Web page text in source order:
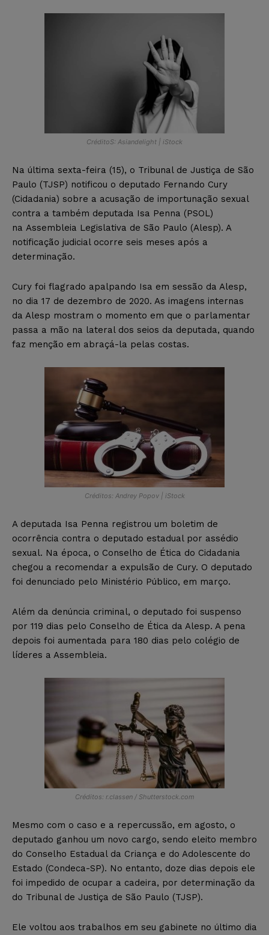
CréditoS: Asiandelight | iStock
Na última sexta-feira (15), o Tribunal de Justiça de São
Paulo (TJSP) notificou o deputado Fernando Cury
(Cidadania) sobre a acusação de importunação sexual
contra a também deputada Isa Penna (PSOL)
na Assembleia Legislativa de São Paulo (Alesp). A
notificação judicial ocorre seis meses após a
determinação.
Cury foi flagrado apalpando Isa em sessão da Alesp,
no dia 17 de dezembro de 2020. As imagens internas
da Alesp mostram o momento em que o parlamentar
passa a mão na lateral dos seios da deputada, quando
faz menção em abraçá-la pelas costas.
Créditos: Andrey Popov | iStock
A deputada Isa Penna registrou um boletim de
ocorrência contra o deputado estadual por assédio
sexual. Na época, o Conselho de Ética do Cidadania
chegou a recomendar a expulsão de Cury. O deputado
foi denunciado pelo Ministério Público, em março.
Além da denúncia criminal, o deputado foi suspenso
por 119 dias pelo Conselho de Ética da Alesp. A pena
depois foi aumentada para 180 dias pelo colégio de
líderes a Assembleia.
Créditos: r.classen / Shutterstock.com
Mesmo com o caso e a repercussão, em agosto, o
deputado ganhou um novo cargo, sendo eleito membro
do Conselho Estadual da Criança e do Adolescente do
Estado (Condeca-SP). No entanto, doze dias depois ele
foi impedido de ocupar a cadeira, por determinação da
do Tribunal de Justiça de São Paulo (TJSP).
Ele voltou aos trabalhos em seu gabinete no último dia